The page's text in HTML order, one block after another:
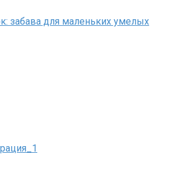
забава для маленьких умелых